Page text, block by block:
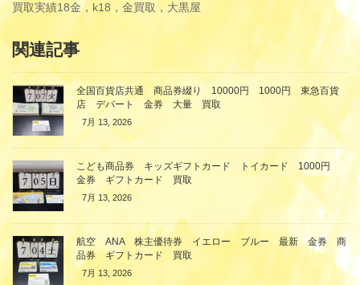
買取実績18金，k18，金買取，大黒屋
関連記事
全国百貨店共通 商品券綴り 10000円 1000円 東急百貨
店 デパート 金券 大量 買取
7月 13, 2026
こども商品券 キッズギフトカード トイカード 1000円
金券 ギフトカード 買取
7月 13, 2026
航空 ANA 株主優待券 イエロー ブルー 最新 金券 商
品券 ギフトカード 買取
7月 13, 2026